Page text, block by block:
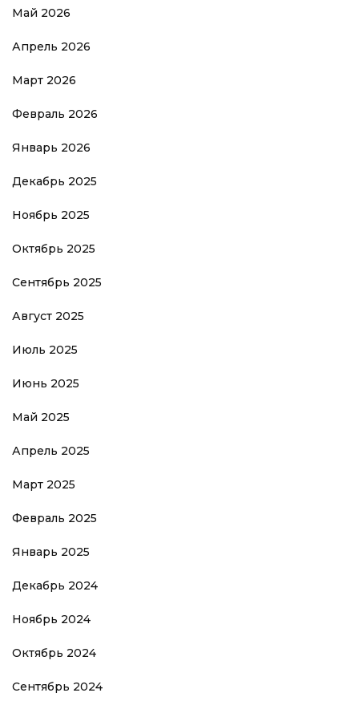
Май 2026
Апрель 2026
Март 2026
Февраль 2026
Январь 2026
Декабрь 2025
Ноябрь 2025
Октябрь 2025
Сентябрь 2025
Август 2025
Июль 2025
Июнь 2025
Май 2025
Апрель 2025
Март 2025
Февраль 2025
Январь 2025
Декабрь 2024
Ноябрь 2024
Октябрь 2024
Сентябрь 2024